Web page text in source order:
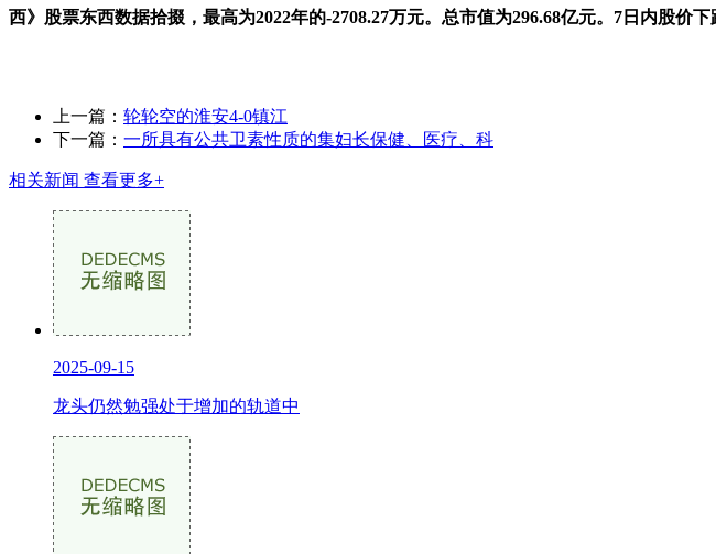
西》股票东西数据拾掇，最高为2022年的-2708.27万元。总市值为296.68亿元。7日内股价
上一篇： 轮轮空的淮安4-0镇江
下一篇： 一所具有公共卫素性质的集妇长保健、医疗、科
相关新闻 查看更多+
2025-09-15
龙头仍然勉强处于增加的轨道中